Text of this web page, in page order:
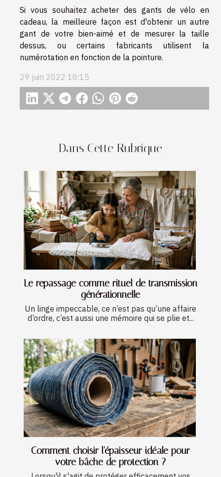
Dans Cette Rubrique
Le repassage comme rituel de transmission
générationnelle
Un linge impeccable, ce n’est pas qu’une affaire
d’ordre, c’est aussi une mémoire qui se plie et...
Comment choisir l'épaisseur idéale pour
votre bâche de protection ?
Si vous souhaitez acheter des gants de vélo en
cadeau, la meilleure façon est d'obtenir un autre
gant de votre bien-aimé et de mesurer la taille
dessus, ou certains fabricants utilisent la
numérotation en fonction de la pointure.
29 juin 2022 10:15